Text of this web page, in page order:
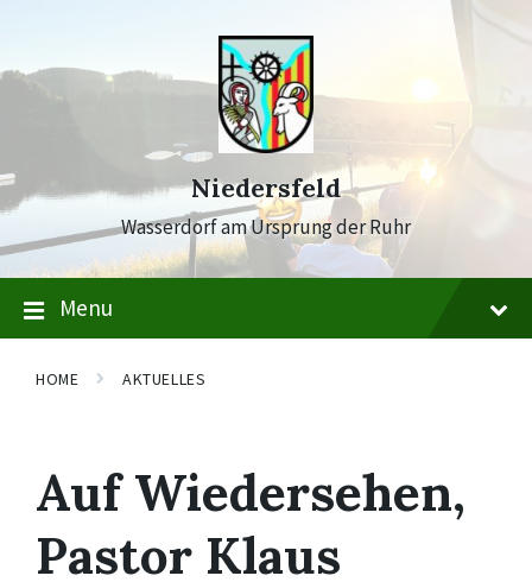
navigation
Niedersfeld
Wasserdorf am Ursprung der Ruhr
Menu
HOME AKTUELLES
Auf Wiedersehen,
Pastor Klaus